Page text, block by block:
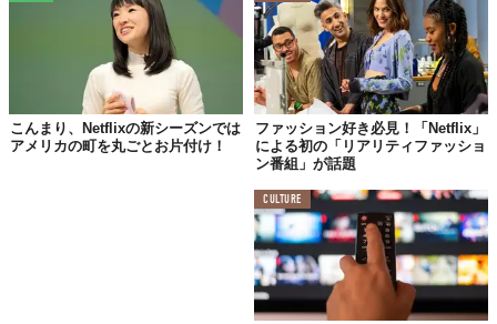
こんまり、Netflixの新シーズンでは
アメリカの町を丸ごとお片付け！
ファッション好き必見！「Netflix」
による初の「リアリティファッショ
ン番組」が話題
CULTURE